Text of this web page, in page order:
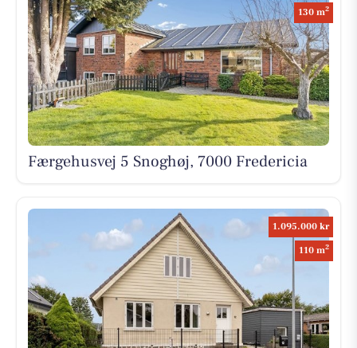
130 m2
Færgehusvej 5 Snoghøj, 7000 Fredericia
1.095.000 kr
110 m2